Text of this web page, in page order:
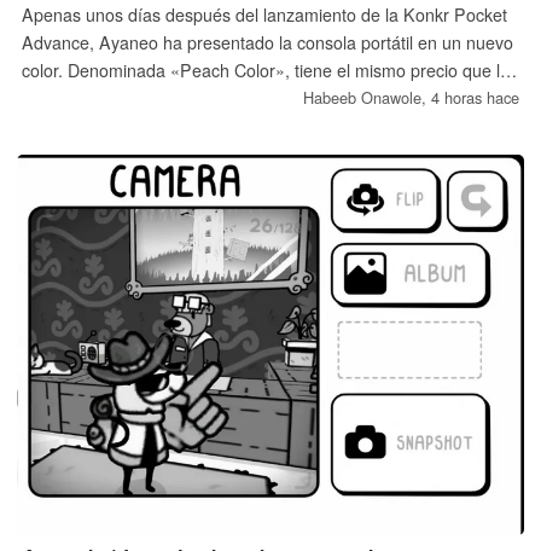
Apenas unos días después del lanzamiento de la Konkr Pocket
Advance, Ayaneo ha presentado la consola portátil en un nuevo
color. Denominada «Peach Color», tiene el mismo precio que los
demás colores y ya está disponible para reserva con un
Habeeb Onawole, 4 horas hace